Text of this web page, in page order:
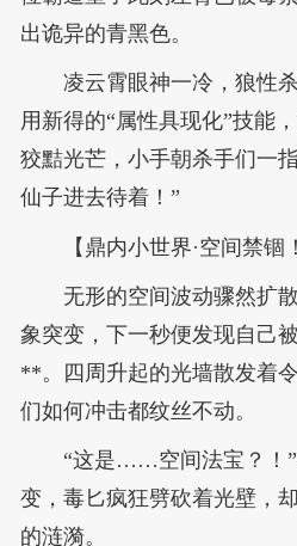
出诡异的青黑色。
凌云霄眼神一冷，狼性
用新得的“属性具现化”技能
狡黠光芒，小手朝杀手们一
仙子进去待着！”
【鼎内小世界·空间禁锢
无形的空间波动骤然扩
象突变，下一秒便发现自己
**。四周升起的光墙散发着
们如何冲击都纹丝不动。
“这是……空间法宝？！
变，毒匕疯狂劈砍着光壁，
的涟漪。